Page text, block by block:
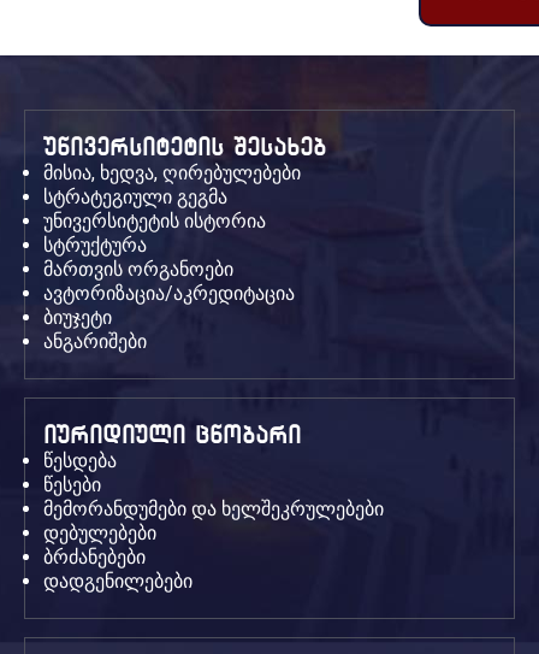
უნივერსიტეტის შესახებ
მისია, ხედვა, ღირებულებები
სტრატეგიული გეგმა
უნივერსიტეტის ისტორია
სტრუქტურა
მართვის ორგანოები
ავტორიზაცია/აკრედიტაცია
ბიუჯეტი
ანგარიშები
იურიდიული ცნობარი
წესდება
წესები
მემორანდუმები და ხელშეკრულებები
დებულებები
ბრძანებები
დადგენილებები